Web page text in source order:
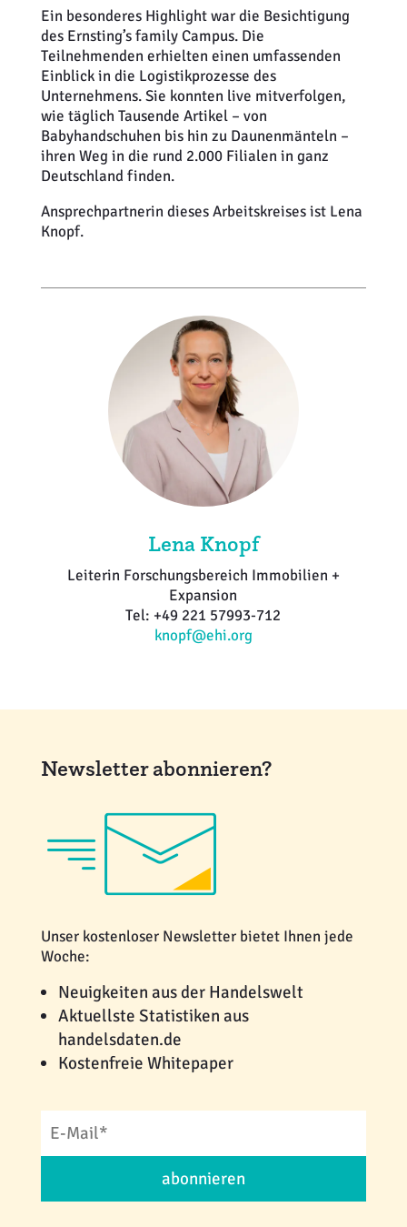
Ein besonderes Highlight war die Besichtigung
des Ernsting’s family Campus. Die
Teilnehmenden erhielten einen umfassenden
Einblick in die Logistikprozesse des
Unternehmens. Sie konnten live mitverfolgen,
wie täglich Tausende Artikel – von
Babyhandschuhen bis hin zu Daunenmänteln –
ihren Weg in die rund 2.000 Filialen in ganz
Deutschland finden.
Ansprechpartnerin dieses Arbeitskreises ist Lena
Knopf.
Lena Knopf
Leiterin Forschungsbereich Immobilien +
Expansion
Tel: +49 221 57993-712
knopf@ehi.org
Newsletter abonnieren?
Unser kostenloser Newsletter bietet Ihnen jede
Woche:
Neuigkeiten aus der Handelswelt
Aktuellste Statistiken aus
handelsdaten.de
Kostenfreie Whitepaper
abonnieren